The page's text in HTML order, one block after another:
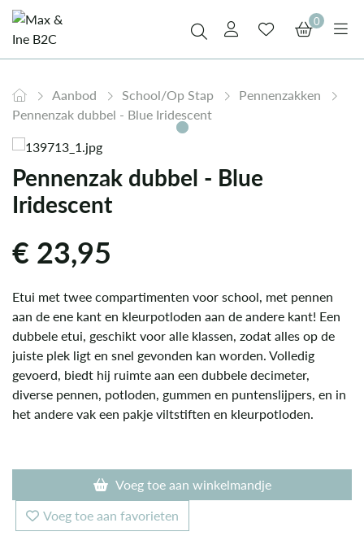
0
Aanbod School/Op Stap
Pennenzakken
Pennenzak dubbel - Blue Iridescent
Pennenzak dubbel - Blue
Iridescent
€23,95
Etui met twee compartimenten voor school, met pennen
aan de ene kant en kleurpotloden aan de andere kant! Een
dubbele etui, geschikt voor alle klassen, zodat alles op de
juiste plek ligt en snel gevonden kan worden. Volledig
gevoerd, biedt hij ruimte aan een dubbele decimeter,
diverse pennen, potloden, gummen en puntenslijpers, en in
het andere vak een pakje viltstiften en kleurpotloden.
Voeg toe aan winkelmandje
Voeg toe aan favorieten